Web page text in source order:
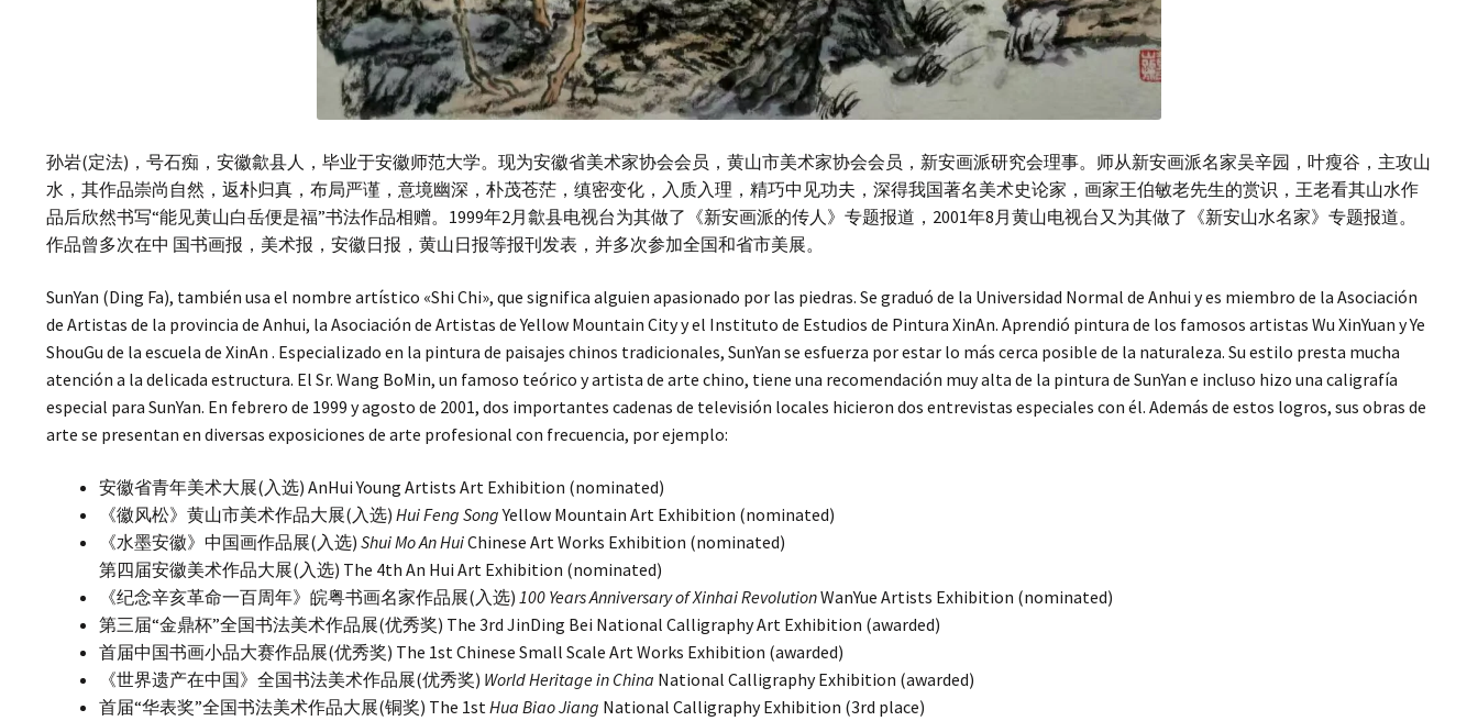
孙岩(定法)，号石痴，安徽歙县人，毕业于安徽师范大学。现为安徽省美术家协会会员，黄山市美术家协会会员，新安画派研究会理事。师从新安画派名家吴辛园，叶瘦谷，主攻山
水，其作品崇尚自然，返朴归真，布局严谨，意境幽深，朴茂苍茫，缜密变化，入质入理，精巧中见功夫，深得我国著名美术史论家，画家王伯敏老先生的赏识，王老看其山水作
品后欣然书写“能见黄山白岳便是福”书法作品相赠。1999年2月歙县电视台为其做了《新安画派的传人》专题报道，2001年8月黄山电视台又为其做了《新安山水名家》专题报道。
作品曾多次在中 国书画报，美术报，安徽日报，黄山日报等报刊发表，并多次参加全国和省市美展。
SunYan (Ding Fa), también usa el nombre artístico «Shi Chi», que significa alguien apasionado por las piedras. Se graduó de la Universidad Normal de Anhui y es miembro de la Asociación
de Artistas de la provincia de Anhui, la Asociación de Artistas de Yellow Mountain City y el Instituto de Estudios de Pintura XinAn. Aprendió pintura de los famosos artistas Wu XinYuan y Ye
ShouGu de la escuela de XinAn . Especializado en la pintura de paisajes chinos tradicionales, SunYan se esfuerza por estar lo más cerca posible de la naturaleza. Su estilo presta mucha
atención a la delicada estructura. El Sr. Wang BoMin, un famoso teórico y artista de arte chino, tiene una recomendación muy alta de la pintura de SunYan e incluso hizo una caligrafía
especial para SunYan. En febrero de 1999 y agosto de 2001, dos importantes cadenas de televisión locales hicieron dos entrevistas especiales con él. Además de estos logros, sus obras de
arte se presentan en diversas exposiciones de arte profesional con frecuencia, por ejemplo:
安徽省青年美术大展(入选) AnHui Young Artists Art Exhibition (nominated)
《徽风松》黄山市美术作品大展(入选) Hui Feng SongYellow Mountain Art Exhibition (nominated)
《水墨安徽》中国画作品展(入选) Shui Mo An HuiChinese Art Works Exhibition (nominated)
第四届安徽美术作品大展(入选) The 4th An Hui Art Exhibition (nominated)
《纪念辛亥革命一百周年》皖粤书画名家作品展(入选) 100 Years Anniversary of Xinhai RevolutionWanYue Artists Exhibition (nominated)
第三届“金鼎杯”全国书法美术作品展(优秀奖) The 3rd JinDing Bei National Calligraphy Art Exhibition (awarded)
首届中国书画小品大赛作品展(优秀奖) The 1st Chinese Small Scale Art Works Exhibition (awarded)
《世界遗产在中国》全国书法美术作品展(优秀奖) World Heritage in China National Calligraphy Exhibition (awarded)
首届“华表奖”全国书法美术作品大展(铜奖) The 1st Hua Biao Jiang National Calligraphy Exhibition (3rd place)